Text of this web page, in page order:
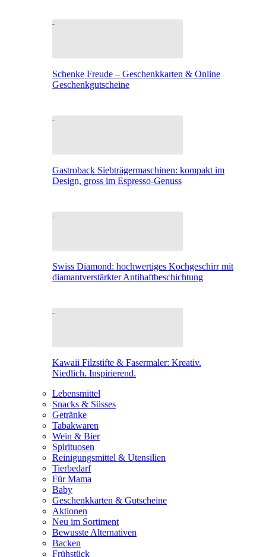
Schenke Freude – Geschenkkarten & Online
Geschenkgutscheine
Gastroback Siebträgermaschinen: kompakt im
Design, gross im Espresso-Genuss
Swiss Diamond: hochwertiges Kochgeschirr mit
diamantverstärkter Antihaftbeschichtung
Kawaii Filzstifte & Fasermaler: Kreativ.
Niedlich. Inspirierend.
Lebensmittel
Snacks & Süsses
Getränke
Tabakwaren
Wein & Bier
Spirituosen
Reinigungsmittel & Utensilien
Tierbedarf
Für Mama
Baby
Geschenkkarten & Gutscheine
Aktionen
Neu im Sortiment
Bewusste Alternativen
Backen
Frühstück